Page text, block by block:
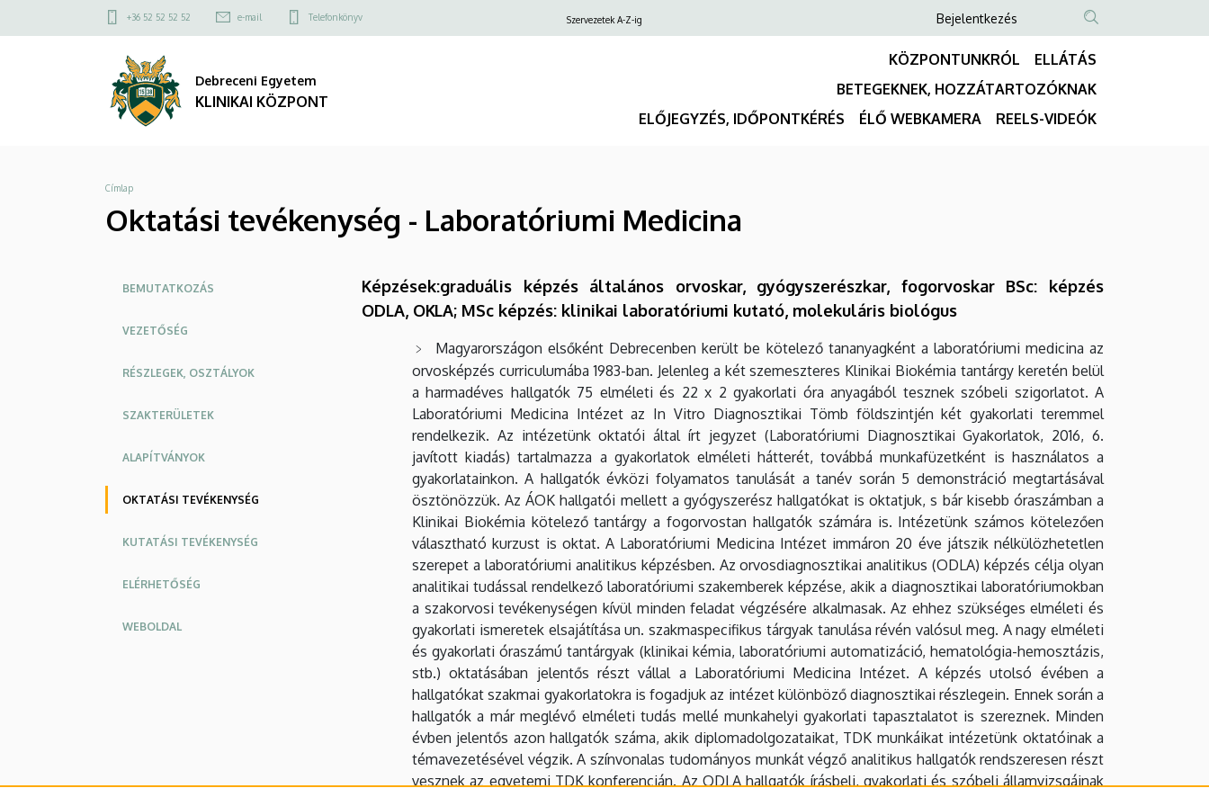
Oktatási
tevékenység
Laboratóriumi
KLINIKAI
KÖZPONT
a
Felső
menü
+36 52 52 52 52 e-mail Telefonkönyv Szervezetek A-Z-ig
Anonim
Felhasználói
fiók
menüje
Bejelentkezés
NYELVVÁLASZTÓ
TARTALOM
KERESÉSE
Debreceni Egyetem
KLINIKAI KÖZPONT
KÖZPONTUNKRÓL
ELLÁTÁS
BETEGEKNEK, HOZZÁTARTOZÓKNAK
ELŐJEGYZÉS, IDŐPONTKÉRÉS
ÉLŐ WEBKAMERA REELS-VIDEÓK
Morzsa
Címlap
Oktatási tevékenység - Laboratóriumi Medicina
Oldalmenü
BEMUTATKOZÁS
VEZETŐSÉG
RÉSZLEGEK, OSZTÁLYOK
SZAKTERÜLETEK
ALAPÍTVÁNYOK
OKTATÁSI TEVÉKENYSÉG
KUTATÁSI TEVÉKENYSÉG
ELÉRHETŐSÉG
WEBOLDAL
Képzések:graduális képzés általános orvoskar, gyógyszerészkar, fogorvoskar BSc: képzés
ODLA, OKLA; MSc képzés: klinikai laboratóriumi kutató, molekuláris biológus
Magyarországon elsőként Debrecenben került be kötelező tananyagként a laboratóriumi medicina az
orvosképzés curriculumába 1983-ban. Jelenleg a két szemeszteres Klinikai Biokémia tantárgy keretén belül
a harmadéves hallgatók 75 elméleti és 22 x 2 gyakorlati óra anyagából tesznek szóbeli szigorlatot. A
Laboratóriumi Medicina Intézet az In Vitro Diagnosztikai Tömb földszintjén két gyakorlati teremmel
rendelkezik. Az intézetünk oktatói által írt jegyzet (Laboratóriumi Diagnosztikai Gyakorlatok, 2016, 6.
javított kiadás) tartalmazza a gyakorlatok elméleti hátterét, továbbá munkafüzetként is használatos a
gyakorlatainkon. A hallgatók évközi folyamatos tanulását a tanév során 5 demonstráció megtartásával
ösztönözzük. Az ÁOK hallgatói mellett a gyógyszerész hallgatókat is oktatjuk, s bár kisebb óraszámban a
Klinikai Biokémia kötelező tantárgy a fogorvostan hallgatók számára is. Intézetünk számos kötelezően
választható kurzust is oktat. A Laboratóriumi Medicina Intézet immáron 20 éve játszik nélkülözhetetlen
szerepet a laboratóriumi analitikus képzésben. Az orvosdiagnosztikai analitikus (ODLA) képzés célja olyan
analitikai tudással rendelkező laboratóriumi szakemberek képzése, akik a diagnosztikai laboratóriumokban
a szakorvosi tevékenységen kívül minden feladat végzésére alkalmasak. Az ehhez szükséges elméleti és
gyakorlati ismeretek elsajátítása un. szakmaspecifikus tárgyak tanulása révén valósul meg. A nagy elméleti
és gyakorlati óraszámú tantárgyak (klinikai kémia, laboratóriumi automatizáció, hematológia-hemosztázis,
stb.) oktatásában jelentős részt vállal a Laboratóriumi Medicina Intézet. A képzés utolsó évében a
hallgatókat szakmai gyakorlatokra is fogadjuk az intézet különböző diagnosztikai részlegein. Ennek során a
hallgatók a már meglévő elméleti tudás mellé munkahelyi gyakorlati tapasztalatot is szereznek. Minden
évben jelentős azon hallgatók száma, akik diplomadolgozataikat, TDK munkáikat intézetünk oktatóinak a
témavezetésével végzik. A színvonalas tudományos munkát végző analitikus hallgatók rendszeresen részt
vesznek az egyetemi TDK konferencián. Az ODLA hallgatók írásbeli, gyakorlati és szóbeli államvizsgáinak